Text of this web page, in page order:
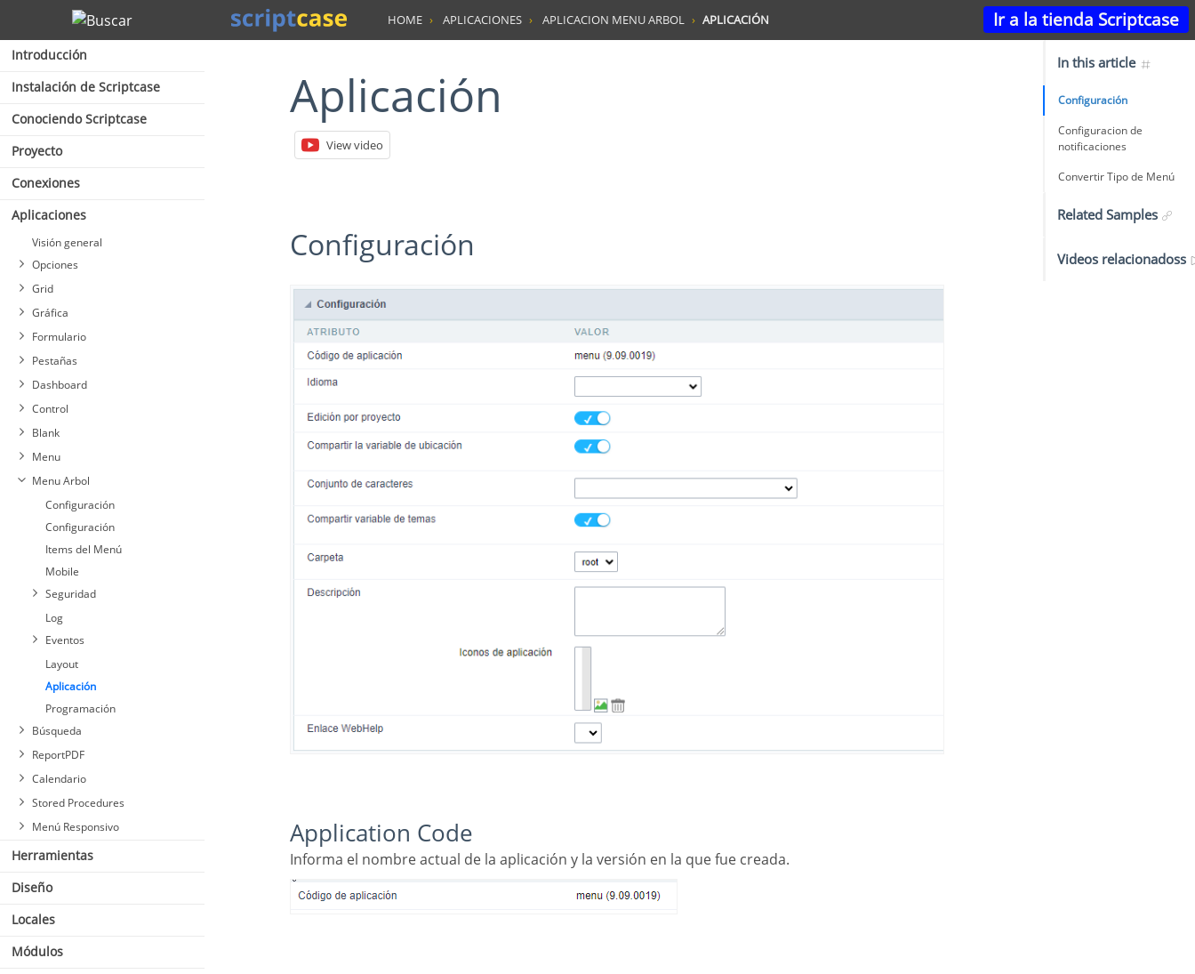
Ir a la tienda Scriptcase
Buscar
Introducción
Instalación de Scriptcase
Conociendo Scriptcase
Proyecto
Conexiones
Aplicaciones
Visión general
Opciones
Grid
Gráfica
Formulario
Pestañas
Dashboard
Control
Blank
Menu
Menu Arbol
Configuración
Configuración
Items del Menú
Mobile
Seguridad
Log
Eventos
Layout
Aplicación
Programación
Búsqueda
ReportPDF
Calendario
Stored Procedures
Menú Responsivo
Herramientas
Diseño
Locales
Módulos
HOME APLICACIONES APLICACION MENU ARBOL APLICACIÓN
Aplicación
View video
Configuración
Application Code
Informa el nombre actual de la aplicación y la versión en la que fue creada.
In this article
Configuración
Configuracion de
notificaciones
Convertir Tipo de Menú
Related Samples
Videos relacionadoss